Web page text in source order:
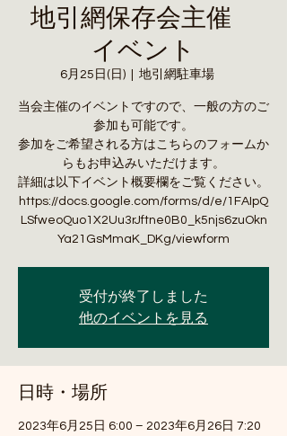
地引網保存会主催
イベント
6月25日(日) 地引網駐車場
当会主催のイベントですので、一般の方のご
参加も可能です。
参加をご希望される方はこちらのフォームか
らもお申込みいただけます。
詳細は以下イベント概要欄をご覧ください。
https://docs.google.com/forms/d/e/1FAIpQ
LSfweoQuo1X2Uu3rJftne0B0_k5njs6zuOkn
Ya21GsMmaK_DKg/viewform
受付が終了しました
他のイベントを見る
日時・場所
2023年6月25日 6:00 – 2023年6月26日 7:20